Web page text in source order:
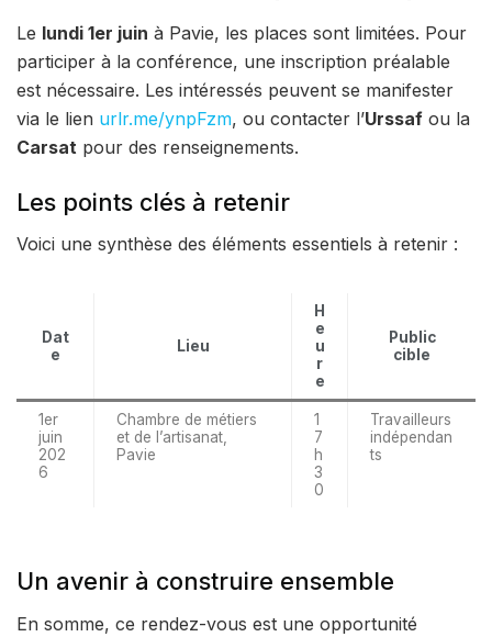
Le lundi 1er juin à Pavie, les places sont limitées. Pour
participer à la conférence, une inscription préalable
est nécessaire. Les intéressés peuvent se manifester
via le lien urlr.me/ynpFzm, ou contacter l’Urssaf ou la
Carsat pour des renseignements.
Les points clés à retenir
Voici une synthèse des éléments essentiels à retenir :
Dat
e
Lieu
H
e
u
r
e
Public
cible
1er
juin
202
6
Chambre de métiers
et de l’artisanat,
Pavie
1
7
h
3
0
Travailleurs
indépendan
ts
Un avenir à construire ensemble
En somme, ce rendez-vous est une opportunité